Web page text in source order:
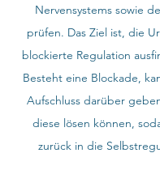
Nervensystems sowie
prüfen. Das Ziel ist, die
blockierte Regulation
Besteht eine Blockade,
Aufschluss darüber
diese lösen können,
zurück in die